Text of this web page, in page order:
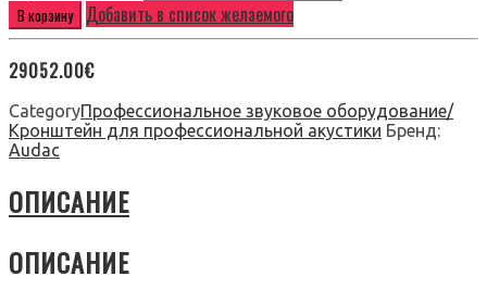
В корзину Добавить в список желаемого
29052.00€
CategoryПрофессиональное звуковое оборудование/
Кронштейн для профессиональной акустики Бренд:
Audac
ОПИСАНИЕ
ОПИСАНИЕ